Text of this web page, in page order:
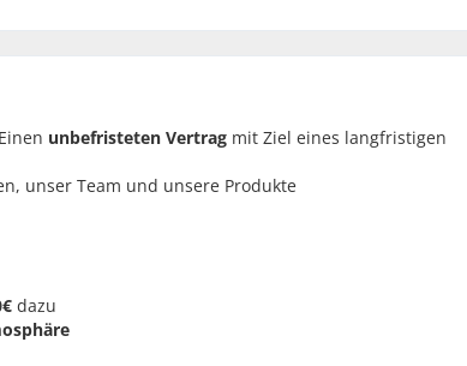
unbefristeten Vertrag mit Ziel eines langfristigen
unser Team und unsere Produkte
dazu